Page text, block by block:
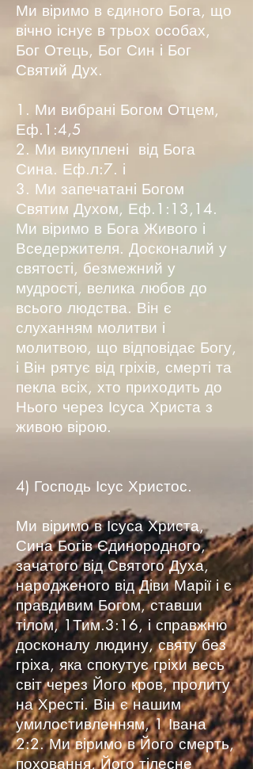
Ми віримо в єдиного Бога, що
вічно існує в трьох особах,
Бог Отець, Бог Син і Бог
Святий Дух.
1. Ми вибрані Богом Отцем,
Еф.1:4,5
2. Ми викуплені від Бога
Сина. Еф.л:7. і
3. Ми запечатані Богом
Святим Духом, Еф.1:13,14.
Ми віримо в Бога Живого і
Вседержителя. Досконалий у
святості, безмежний у
мудрості, велика любов до
всього людства. Він є
слуханням молитви і
молитвою, що відповідає Богу,
і Він рятує від гріхів, смерті та
пекла всіх, хто приходить до
Нього через Ісуса Христа з
живою вірою.
4) Господь Ісус Христос.
Ми віримо в Ісуса Христа,
Сина Богів Єдинородного,
зачатого від Святого Духа,
народженого від Діви Марії і є
правдивим Богом, ставши
тілом, 1Тим.3:16, і справжню
досконалу людину, святу без
гріха, яка спокутує гріхи весь
світ через Його кров, пролиту
на Хресті. Він є нашим
умилостивленням, 1 Івана
2:2. Ми віримо в Його смерть,
поховання, Його тілесне